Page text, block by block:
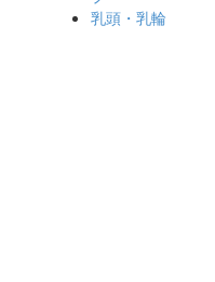
乳頭・乳輪